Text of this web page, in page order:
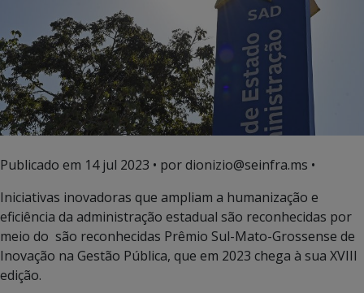
Publicado em 14 jul 2023 • por dionizio@seinfra.ms •
Iniciativas inovadoras que ampliam a humanização e
eficiência da administração estadual são reconhecidas por
meio do são reconhecidas Prêmio Sul-Mato-Grossense de
Inovação na Gestão Pública, que em 2023 chega à sua XVIII
edição.